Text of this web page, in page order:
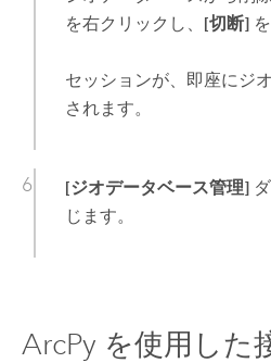
を右クリックし、 [切断]を
セッションが、即座にジ
されます。
[ジオデータベース管理]ダ
じます。
ArcPy を使用した